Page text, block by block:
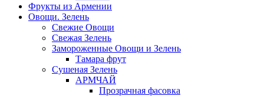
Фрукты из Армении
Овощи. Зелень
Свежие Овощи
Свежая Зелень
Замороженные Овощи и Зелень
Тамара фрут
Сушеная Зелень
АРМЧАЙ
Прозрачная фасовка